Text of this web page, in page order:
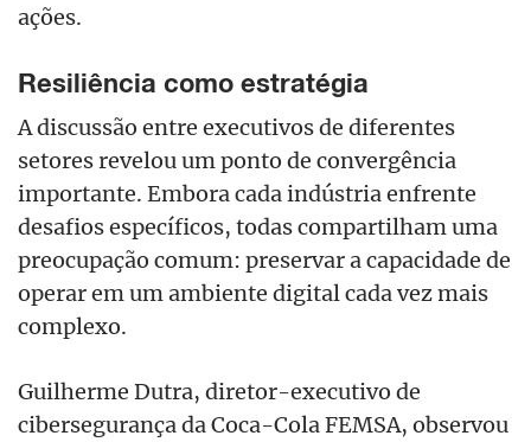
ações.
Resiliência como estratégia
A discussão entre executivos de diferentes
setores revelou um ponto de convergência
importante. Embora cada indústria enfrente
desafios específicos, todas compartilham uma
preocupação comum: preservar a capacidade de
operar em um ambiente digital cada vez mais
complexo.
Guilherme Dutra, diretor-executivo de
cibersegurança da Coca-Cola FEMSA, observou